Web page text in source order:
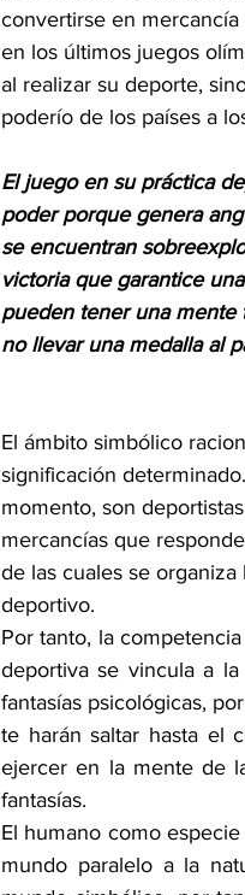
convertirse en
en los últimos juegos
al realizar su deporte,
poderío de los países a
El juego en su práctica
poder porque genera
se encuentran
victoria que garantice
pueden tener una mente
no llevar una medalla al
El ámbito simbólico
significación
momento, son
mercancías que
de las cuales se
deportivo.
Por tanto, la
deportiva se vincula a
fantasías psicológicas,
te harán saltar hasta el
ejercer en la mente de
fantasías.
El humano como
mundo paralelo a la